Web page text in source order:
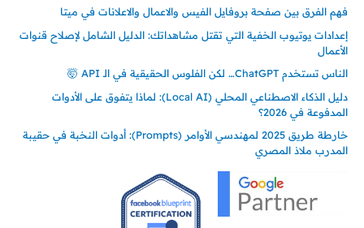
فهم الفرق بين صفحة بروفايل الفيس والاعمال والاعلانات في ميتا
إعدادات يوتيوب الخفية التي تقتل مشاهداتك: الدليل الشامل لإصلاح قنوات
الأعمال
الناس تستخدم ChatGPT… لكن الفلوس الحقيقية في الـ API 🤯
دليل الذكاء الاصطناعي المحلي (Local AI): لماذا يتفوق على الأدوات
المدفوعة في 2026؟
خارطة طريق 2025 لمهندسي الأوامر (Prompts): أدوات النخبة في حقيبة
المدرب ملاذ المصري